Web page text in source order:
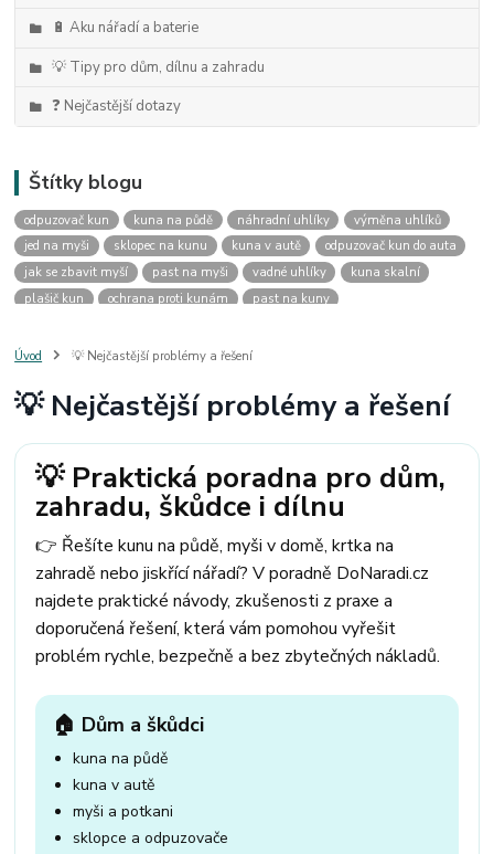
🔋 Aku nářadí a baterie
💡 Tipy pro dům, dílnu a zahradu
❓ Nejčastější dotazy
Štítky blogu
odpuzovač kun kuna na půdě náhradní uhlíky
výměna uhlíků
jed na myši
sklopec na kunu kuna v autě
odpuzovač kun do auta
jak se zbavit myší
past na myši vadné uhlíky
kuna skalní
plašič kun
ochrana proti kunám
past na kuny
past na kunu
myši v domě odpuzovač myší
štěnice
štěnice v hotelu jak se zbavit kuny
kuna ve střeše
mravenci a mšice
uhlíky do nářadí
uhlíky do nařadí
uhlíky do vysavače
uhlíky do pračky uhlíky do
uhlíky parkside
uhlíky ferm uhlíky makita
uhlíkové kartáče
kde sehnat uhlíky
kde koupit uhlíky
Úvod 💡 Nejčastější problémy a řešení
💡 Nejčastější problémy a řešení
💡 Praktická poradna pro dům,
zahradu, škůdce i dílnu
👉 Řešíte kunu na půdě, myši v domě, krtka na
zahradě nebo jiskřící nářadí? V poradně DoNaradi.cz
najdete praktické návody, zkušenosti z praxe a
doporučená řešení, která vám pomohou vyřešit
problém rychle, bezpečně a bez zbytečných nákladů.
🏠 Dům a škůdci
kuna na půdě
kuna v autě
myši a potkani
sklopce a odpuzovače